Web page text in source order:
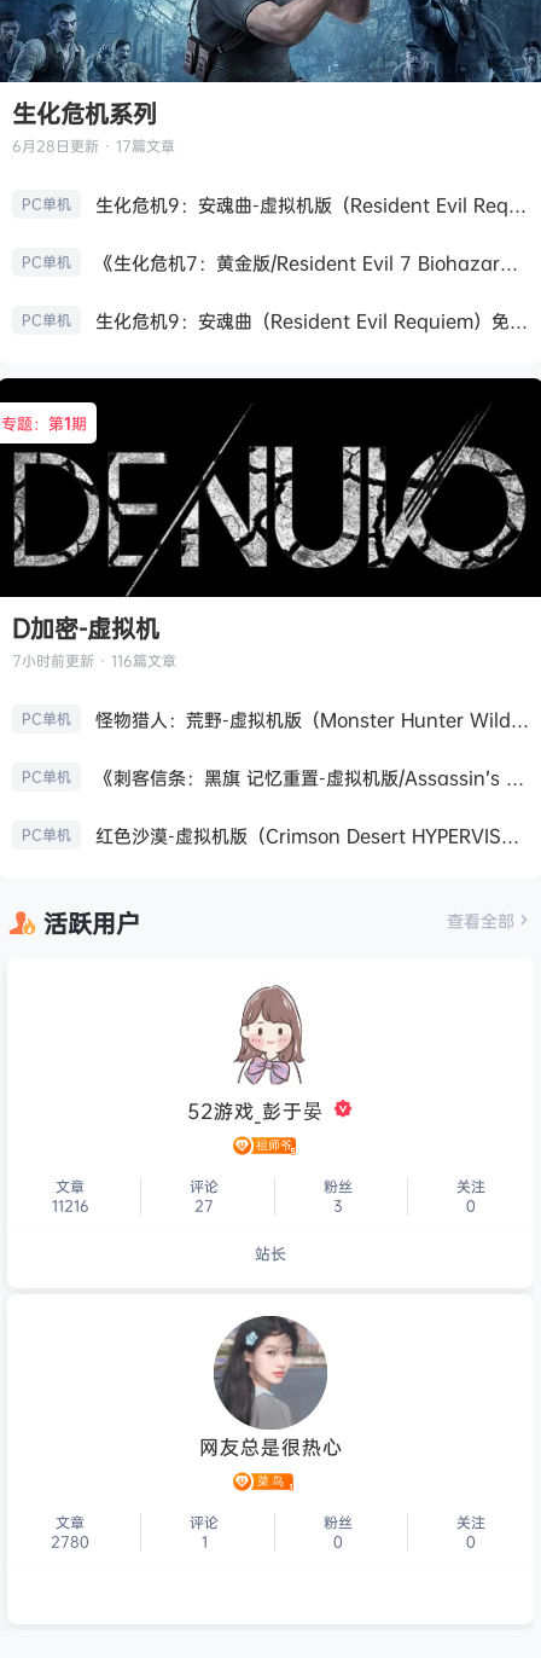
生化危机系列
6月28日更新 · 17篇文章
PC单机 生化危机9：安魂曲-虚拟机版（Resident Evil Requiem HYPERVISOR）免安装中文版
PC单机 《生化危机7：黄金版/Resident Evil 7 Biohazard》免安装中文版
PC单机 生化危机9：安魂曲（Resident Evil Requiem）免安装中文版
专题：第1期
D加密-虚拟机
7小时前更新 · 116篇文章
PC单机 怪物猎人：荒野-虚拟机版（Monster Hunter Wilds HYPERVISOR）免安装中文版
PC单机 《刺客信条：黑旗 记忆重置-虚拟机版/Assassin’s Creed Black Flag Resynced HYPERVISOR》免安装中文版
PC单机 红色沙漠-虚拟机版（Crimson Desert HYPERVISOR）免安装中文版
活跃用户 查看全部
52游戏_彭于晏
文章
11216
评论
27
粉丝
3
关注
0
站长
个人主页
网友总是很热心
文章
2780
评论
1
粉丝
0
关注
0